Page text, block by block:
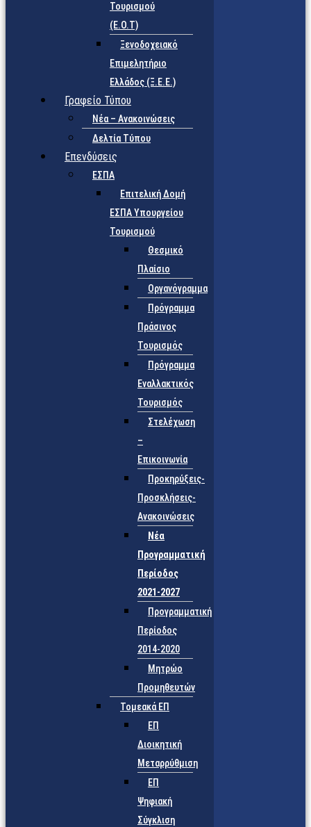
Τουρισμού
(Ε.Ο.Τ)
Ξενοδοχειακό
Επιμελητήριο
Ελλάδος (Ξ.Ε.Ε.)
Γραφείο Τύπου
Νέα – Ανακοινώσεις
Δελτία Τύπου
Επενδύσεις
ΕΣΠΑ
Επιτελική Δομή
ΕΣΠΑ Υπουργείου
Τουρισμού
Θεσμικό
Πλαίσιο
Οργανόγραμμα
Πρόγραμμα
Πράσινος
Τουρισμός
Πρόγραμμα
Εναλλακτικός
Τουρισμός
Στελέχωση
–
Επικοινωνία
Προκηρύξεις-
Προσκλήσεις-
Ανακοινώσεις
Νέα
Προγραμματική
Περίοδος
2021-2027
Προγραμματική
Περίοδος
2014-2020
Μητρώο
Προμηθευτών
Τομεακά ΕΠ
ΕΠ
Διοικητική
Μεταρρύθμιση
ΕΠ
Ψηφιακή
Σύγκλιση